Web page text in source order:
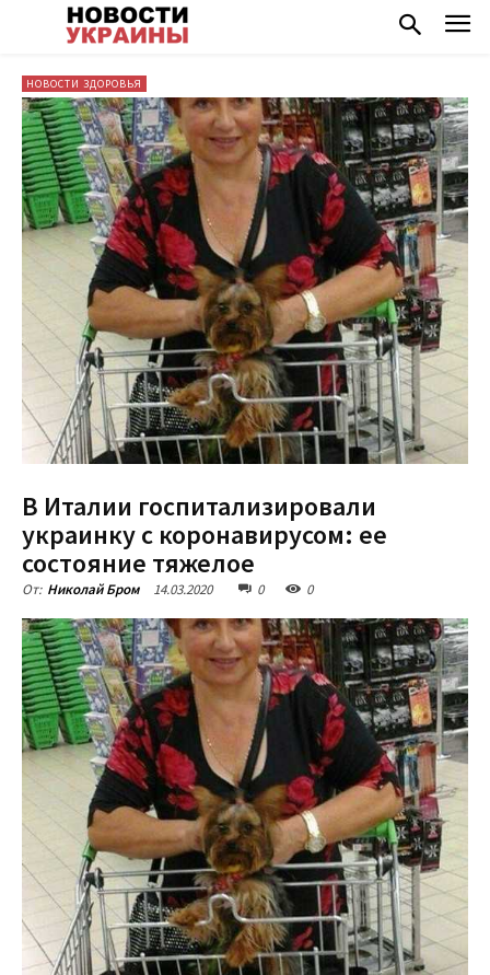
НОВОСТИ ЗДОРОВЬЯ
В Италии госпитализировали
украинку с коронавирусом: ее
состояние тяжелое
От: Николай Бром 14.03.2020 0 0